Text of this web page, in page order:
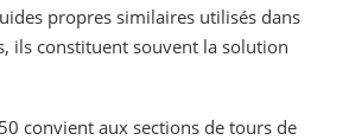
propres similaires utilisés dans
ils constituent souvent la solution
convient aux sections de tours de